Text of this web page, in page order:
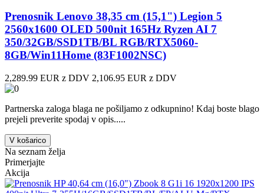
Prenosnik Lenovo 38,35 cm (15,1") Legion 5
2560x1600 OLED 500nit 165Hz Ryzen AI 7
350/32GB/SSD1TB/BL RGB/RTX5060-
8GB/Win11Home (83F1002NSC)
2,289.99 EUR z DDV 2,106.95 EUR z DDV
Partnerska zaloga blaga ne pošiljamo z odkupnino! ​Kdaj boste blago
prejeli preverite spodaj v opis.....
V košarico
Na seznam želja
Primerjajte
Akcija